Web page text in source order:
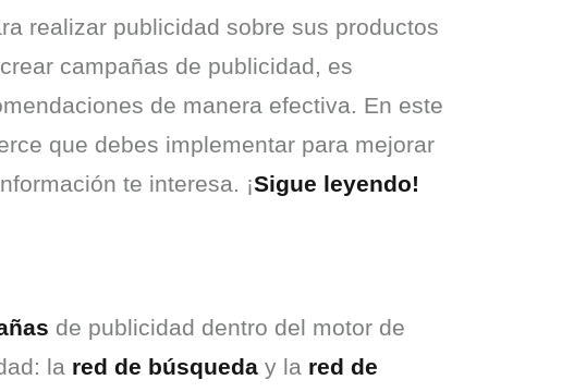
realizar publicidad sobre sus productos
campañas de publicidad, es
de manera efectiva. En este
que debes implementar para mejorar
te interesa. ¡Sigue leyendo!
de publicidad dentro del motor de
la red de búsqueda y la red de